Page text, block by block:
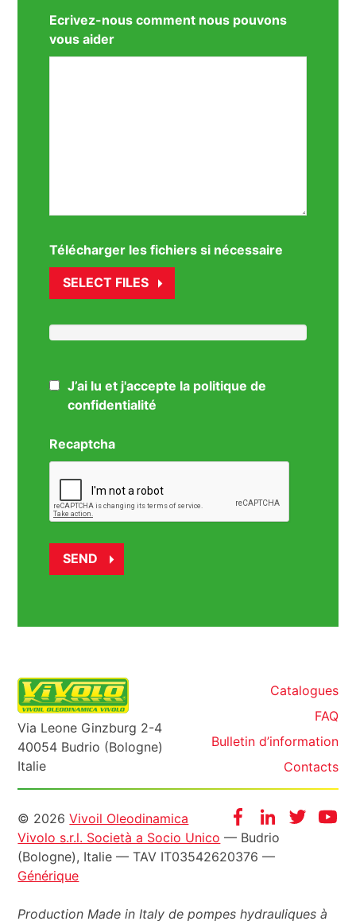
Ecrivez-nous comment nous pouvons
vous aider
Télécharger les fichiers si nécessaire
SELECT FILES
J’ai lu et j'accepte la politique de
confidentialité
Recaptcha
Via Leone Ginzburg 2-4
40054 Budrio (Bologne)
Italie
Catalogues
FAQ
Bulletin d’information
Contacts
FacebookInstagram
Twitter
Informazioni
legali
© 2026Vivoil Oleodinamica
Vivolo s.r.l. Società a Socio Unico — Budrio
(Bologne), Italie — TAV IT03542620376 —
Générique
Production Made in Italy de pompes hydrauliques à